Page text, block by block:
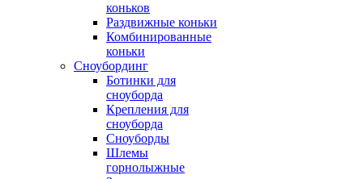
коньков
Раздвижные коньки
Комбинированные
коньки
Сноубординг
Ботинки для
сноуборда
Крепления для
сноуборда
Сноуборды
Шлемы
горнолыжные